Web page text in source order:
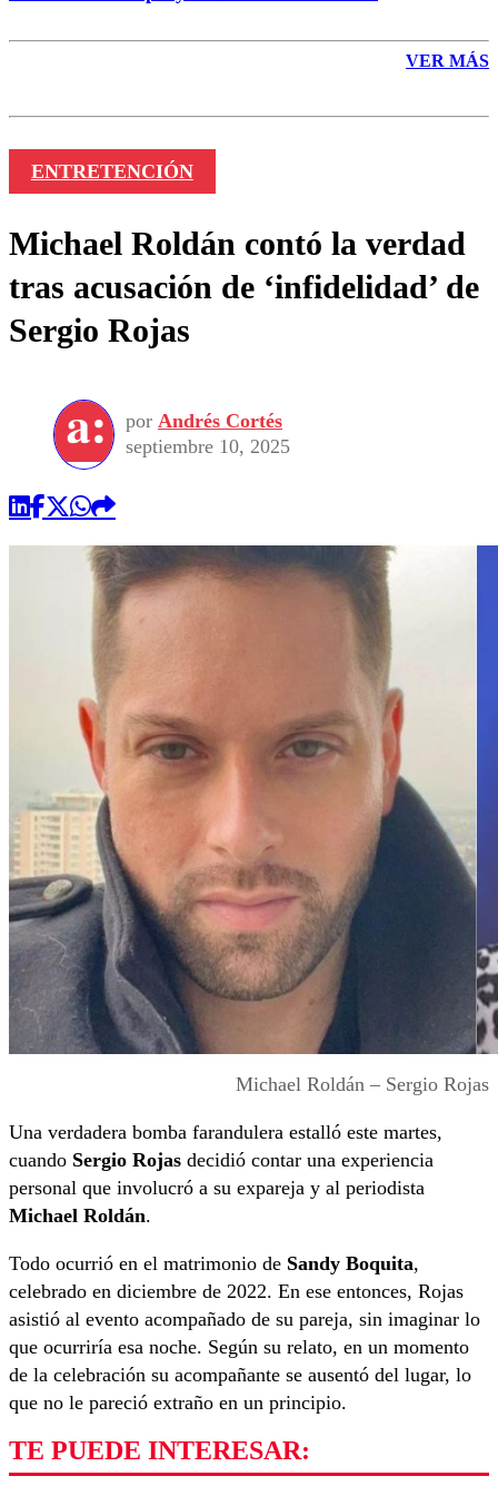
VER MÁS
ENTRETENCIÓN
Michael Roldán contó la verdad
tras acusación de ‘infidelidad’ de
Sergio Rojas
por Andrés Cortés
septiembre 10, 2025
Michael Roldán – Sergio Rojas
Una verdadera bomba farandulera estalló este martes,
cuando Sergio Rojas decidió contar una experiencia
personal que involucró a su expareja y al periodista
Michael Roldán.
Todo ocurrió en el matrimonio de Sandy Boquita,
celebrado en diciembre de 2022. En ese entonces, Rojas
asistió al evento acompañado de su pareja, sin imaginar lo
que ocurriría esa noche. Según su relato, en un momento
de la celebración su acompañante se ausentó del lugar, lo
que no le pareció extraño en un principio.
TE PUEDE INTERESAR: